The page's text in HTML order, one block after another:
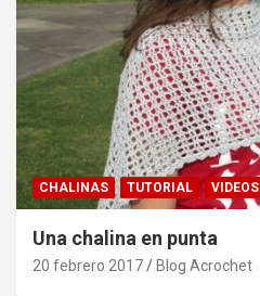
CHALINAS TUTORIAL VIDEOS
Una chalina en punta
20 febrero 2017 Blog Acrochet